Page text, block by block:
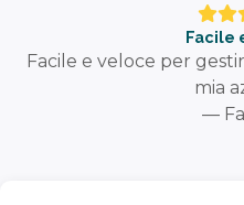
Facile
Facile e veloce per
mia
—